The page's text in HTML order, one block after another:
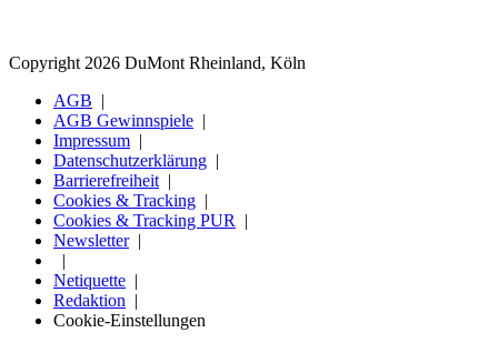
Copyright 2026 DuMont Rheinland, Köln
AGB
AGB Gewinnspiele
Impressum
Datenschutzerklärung
Barrierefreiheit
Cookies & Tracking
Cookies & Tracking PUR
Newsletter
Netiquette
Redaktion
Cookie-Einstellungen